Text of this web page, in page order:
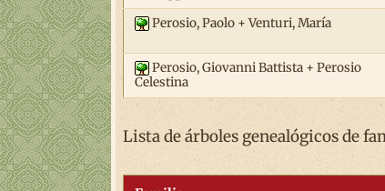
Perosio, Paolo + Venturi, María
Perosio, Giovanni Battista + Perosio
Celestina
Lista de árboles genealógicos de